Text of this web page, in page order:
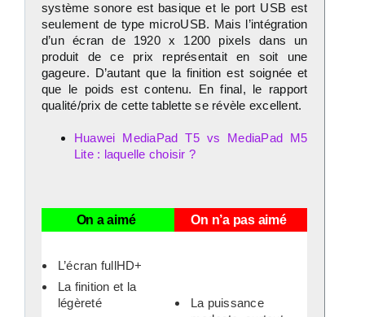
système sonore est basique et le port USB est
seulement de type microUSB. Mais l’intégration
d’un écran de 1920 x 1200 pixels dans un
produit de ce prix représentait en soit une
gageure. D’autant que la finition est soignée et
que le poids est contenu. En final, le rapport
qualité/prix de cette tablette se révèle excellent.
Huawei MediaPad T5 vs MediaPad M5
Lite : laquelle choisir ?
On a aimé On n’a pas aimé
L’écran fullHD+
La finition et la
légèreté
La puissance